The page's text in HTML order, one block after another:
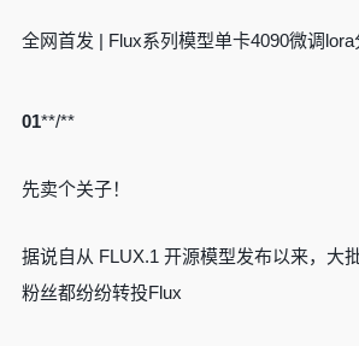
全网首发 | Flux系列模型单卡4090微调lora
01**/**
先卖个关子！
据说自从 FLUX.1 开源模型发布以来，大
粉丝都纷纷转投Flux